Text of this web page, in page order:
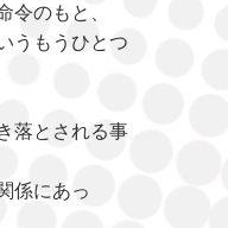
令のもと、
うもうひとつ
落とされる事
係にあっ